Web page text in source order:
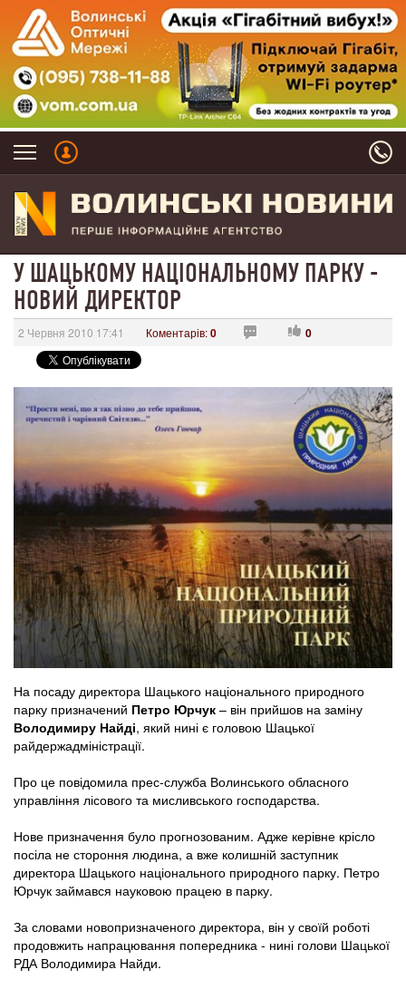
У ШАЦЬКОМУ НАЦІОНАЛЬНОМУ ПАРКУ -
НОВИЙ ДИРЕКТОР
2 Червня 2010 17:41 Коментарів:0 0
На посаду директора Шацького національного природного
парку призначений Петро Юрчук – він прийшов на заміну
Володимиру Найді, який нині є головою Шацької
райдержадміністрації.
Про це повідомила прес-служба Волинського обласного
управління лісового та мисливського господарства.
Нове призначення було прогнозованим. Адже керівне крісло
посіла не стороння людина, а вже колишній заступник
директора Шацького національного природного парку. Петро
Юрчук займався науковою працею в парку.
За словами новопризначеного директора, він у своїй роботі
продовжить напрацювання попередника - нині голови Шацької
РДА Володимира Найди.